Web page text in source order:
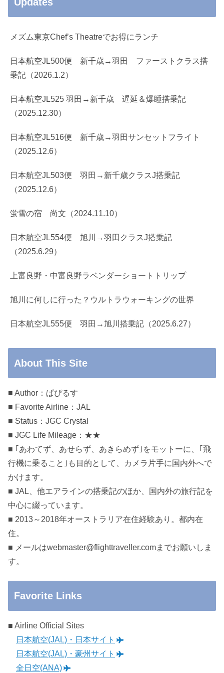
メズム東京Chef’s Theatreでお得にランチ
日本航空JL500便 新千歳→羽田 ファーストクラス搭
乗記（2026.1.2）
日本航空JL525 羽田→新千歳 遅延＆爆睡搭乗記
（2025.12.30）
日本航空JL516便 新千歳→羽田サンセットフライト
（2025.12.6）
日本航空JL503便 羽田→新千歳クラスJ搭乗記
（2025.12.6）
蛍雪の宿 尚文（2024.11.10）
日本航空JL554便 旭川→羽田クラスJ搭乗記
（2025.6.29）
上富良野・中富良野ラベンダーショートトリップ
旭川に何しに行った？ウルトラウォーキングの世界
日本航空JL555便 羽田→旭川搭乗記（2025.6.27）
About This Site
■ Author：ぱぴるす
■ Favorite Airline：JAL
■ Status：JGC Crystal
■ JGC Life Mileage：★★
■ ｢あわてず、あせらず、あきらめず｣をモットーに、｢飛
行機に乗ること｣も目的として、カメラ片手に国内外へで
かけます。
■ JAL、他エアラインの搭乗記のほか、国内外の旅行記を
中心に綴っています。
■ 2013～2018年オーストラリア在住経験あり。都内在
住。
■ メールはwebmaster@flighttraveller.comまでお願いしま
す。
Favorite Links
■ Airline Official Sites
日本航空(JAL)・日本サイト
日本航空(JAL)・豪州サイト
全日空(ANA)